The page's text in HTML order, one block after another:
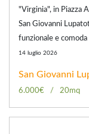
"Virginia", in Piazza
San Giovanni
funzionale e
14 luglio 2026
San Giovanni
6.000€ 20mq